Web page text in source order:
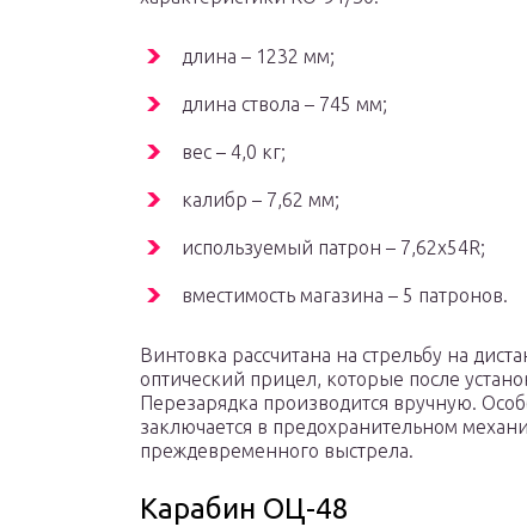
длина – 1232 мм;
длина ствола – 745 мм;
вес – 4,0 кг;
калибр – 7,62 мм;
используемый патрон – 7,62x54R;
вместимость магазина – 5 патронов.
Винтовка рассчитана на стрельбу на
оптический прицел, которые после
Перезарядка производится вручную.
заключается в предохранительном
преждевременного выстрела.
Карабин ОЦ-48